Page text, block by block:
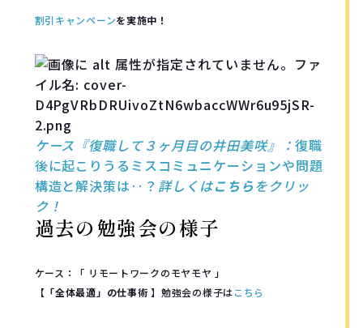
割引キャンペーンを実施中！
ケース『復職して３ヶ月目の井田美咲』： 復職
後に起こりうるミスコミュニケーションや問題
構造と解決策は‥？ 詳しくはこちらをクリッ
ク！
過去の勉強会の様子
ケース：「 リモートワークのモヤモヤ 」
【 「全体最適」の仕事術】勉強会の様子はこちら